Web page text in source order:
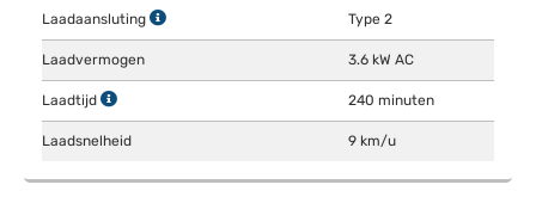
Laadaansluting Type 2
Laadvermogen 3.6 kW AC
Laadtijd 240 minuten
Laadsnelheid 9 km/u